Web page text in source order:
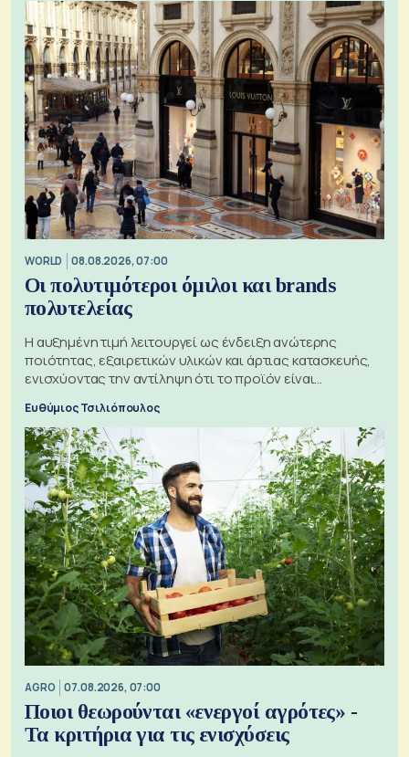
WORLD 08.08.2026, 07:00
Οι πολυτιμότεροι όμιλοι και brands
πολυτελείας
Η αυξημένη τιμή λειτουργεί ως ένδειξη ανώτερης
ποιότητας, εξαιρετικών υλικών και άρτιας κατασκευής,
ενισχύοντας την αντίληψη ότι το προϊόν είναι
Ευθύμιος Τσιλιόπουλος
AGRO 07.08.2026, 07:00
Ποιοι θεωρούνται «ενεργοί αγρότες» -
Τα κριτήρια για τις ενισχύσεις